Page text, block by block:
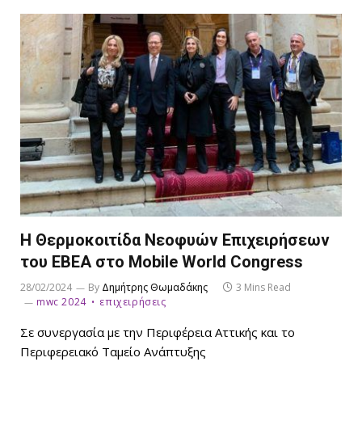
Η Θερμοκοιτίδα Νεοφυών Επιχειρήσεων
του ΕΒΕΑ στο Mobile World Congress
28/02/2024 By Δημήτρης Θωμαδάκης
3 Mins Read
mwc 2024
επιχειρήσεις
Σε συνεργασία με την Περιφέρεια Αττικής και το
Περιφερειακό Ταμείο Ανάπτυξης